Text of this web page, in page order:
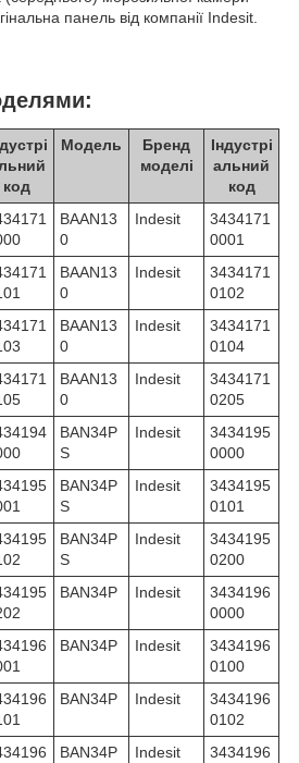
панель від компанії Indesit.
код
Модель
Бренд
моделі
Індустрі
альний
код
BAAN13
0
Indesit
3434171
0001
BAAN13
0
Indesit
3434171
0102
BAAN13
0
Indesit
3434171
0104
BAAN13
0
Indesit
3434171
0205
BAN34P
S
Indesit
3434195
0000
BAN34P
S
Indesit
3434195
0101
BAN34P
S
Indesit
3434195
0200
BAN34P Indesit
3434196
0000
BAN34P Indesit
3434196
0100
BAN34P Indesit
3434196
0102
BAN34P Indesit
3434196